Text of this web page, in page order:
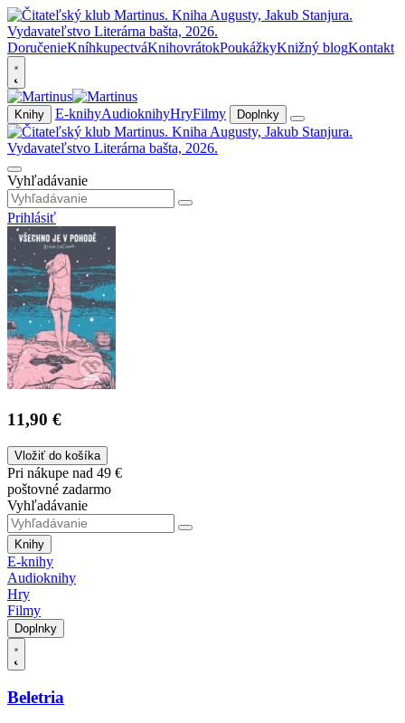
DoručenieKníhkupectváKnihovrátokPoukážkyKnižný blogKontakt
Knihy E-knihyAudioknihyHryFilmy Doplnky
Vyhľadávanie
Prihlásiť
11,90 €
Vložiť do košíka
Pri nákupe nad 49 €
poštovné zadarmo
Vyhľadávanie
Knihy
E-knihy
Audioknihy
Hry
Filmy
Doplnky
Beletria